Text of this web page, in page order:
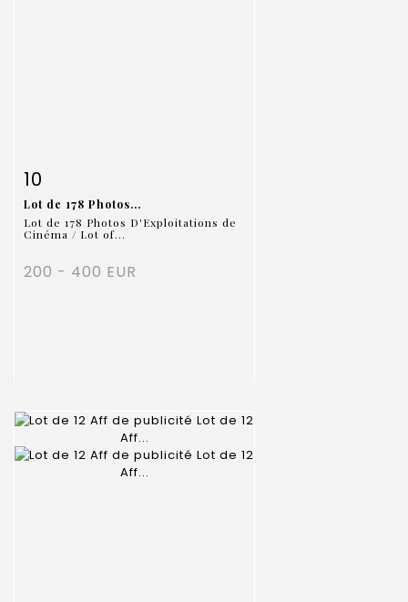
10
Lot de 178 Photos...
Lot de 178 Photos D'Exploitations de
Cinéma / Lot of...
200 - 400 EUR